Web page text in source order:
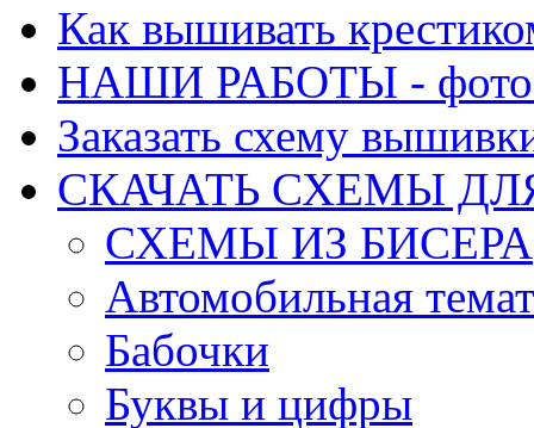
Как вышивать
НАШИ РАБОТЫ - фото
Заказать схему
СКАЧАТЬ СХЕМЫ
СХЕМЫ ИЗ БИСЕРА
Автомобильная
Бабочки
Буквы и цифры